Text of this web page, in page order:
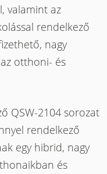
valamint az
rendelkező
nagy
otthoni- és
QSW-2104 sorozat
rendelkező
egy hibrid, nagy
és